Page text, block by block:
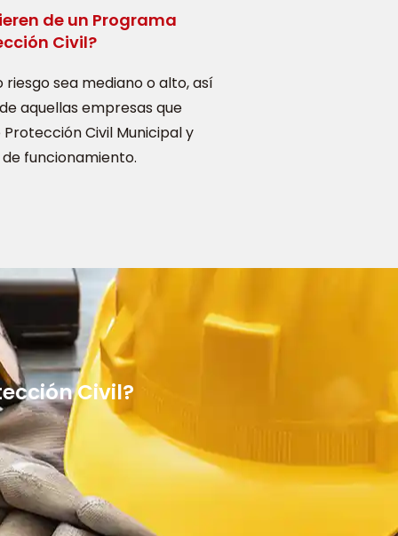
de un Programa
Civil?
sea mediano o alto, así
aquellas empresas que
Civil Municipal y
funcionamiento.
Civil?